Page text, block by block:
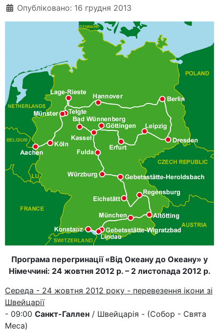
Опубліковано: 16 грудня 2013
Програма перегринації «Від Океану до Океану» у
Німеччині: 24 жовтня 2012 р. – 2 листопада 2012 р.
Середа - 24 жовтня 2012 року - перевезення ікони зі
Швейцарії
- 09:00 Санкт-Галлен / Швейцарія - (Собор - Свята
Меса)